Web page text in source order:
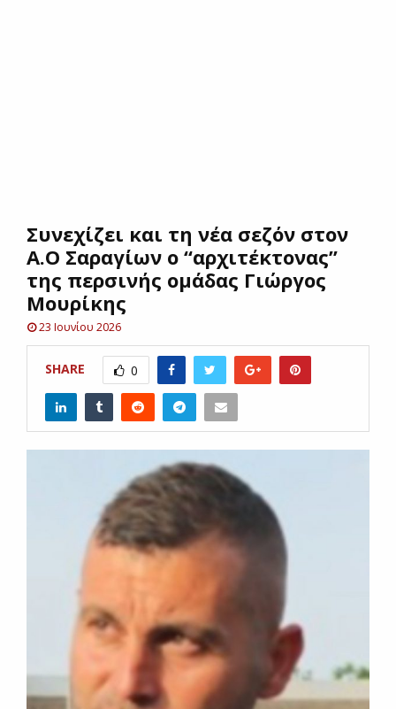
UΣυνεχίζει και τη νέα σεζόν στον
Α.Ο Σαραγίων ο “αρχιτέκτονας”
της περσινής ομάδας Γιώργος
Μουρίκης
23 Ιουνίου 2026
SHARE 0